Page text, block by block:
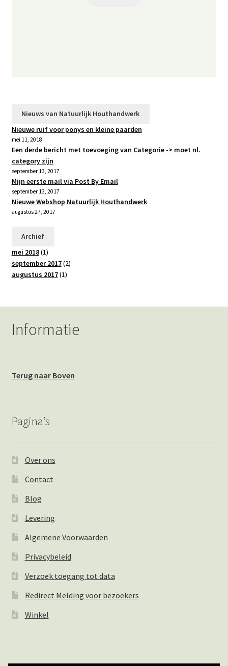
Nieuws van Natuurlijk Houthandwerk
Nieuwe ruif voor ponys en kleine paarden
mei 11, 2018
Een derde bericht met toevoeging van Categorie -> moet nl.
category zijn
september 13, 2017
Mijn eerste mail via Post By Email
september 13, 2017
Nieuwe Webshop Natuurlijk Houthandwerk
augustus 27, 2017
Archief
mei 2018(1)
september 2017(2)
augustus 2017(1)
Informatie
Terug naar Boven
Pagina’s
Over ons
Contact
Blog
Levering
Algemene Voorwaarden
Privacybeleid
Verzoek toegang tot data
Redirect Melding voor bezoekers
Winkel